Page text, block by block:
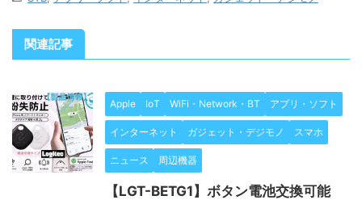
関連記事
Apple IoT WiFi・Network・BT アプリ・ソフト
インターネット ガジェット・デジモノ スマホ
ニュース 周辺機器
【LGT-BETG1】ボタン電池交換可能